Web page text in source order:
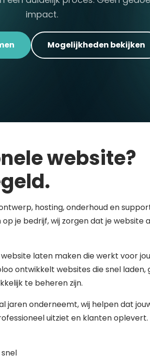
impact.
Mogelijkheden bekijken
website?
hosting, onderhoud en
je bedrijf, wij zorgen dat je website
laten maken die werkt voor
ontwikkelt websites die snel laden,
te beheren zijn.
jaren onderneemt, wij helpen dat
uitziet en klanten oplevert.